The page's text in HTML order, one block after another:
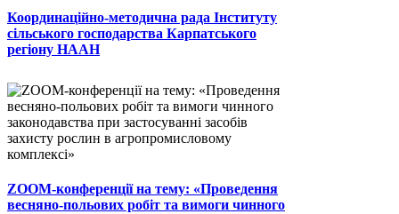
Координаційно-методична рада Інституту
сільського господарства Карпатського
регіону НААН
ZOOM-конференції на тему: «Проведення
весняно-польових робіт та вимоги чинного